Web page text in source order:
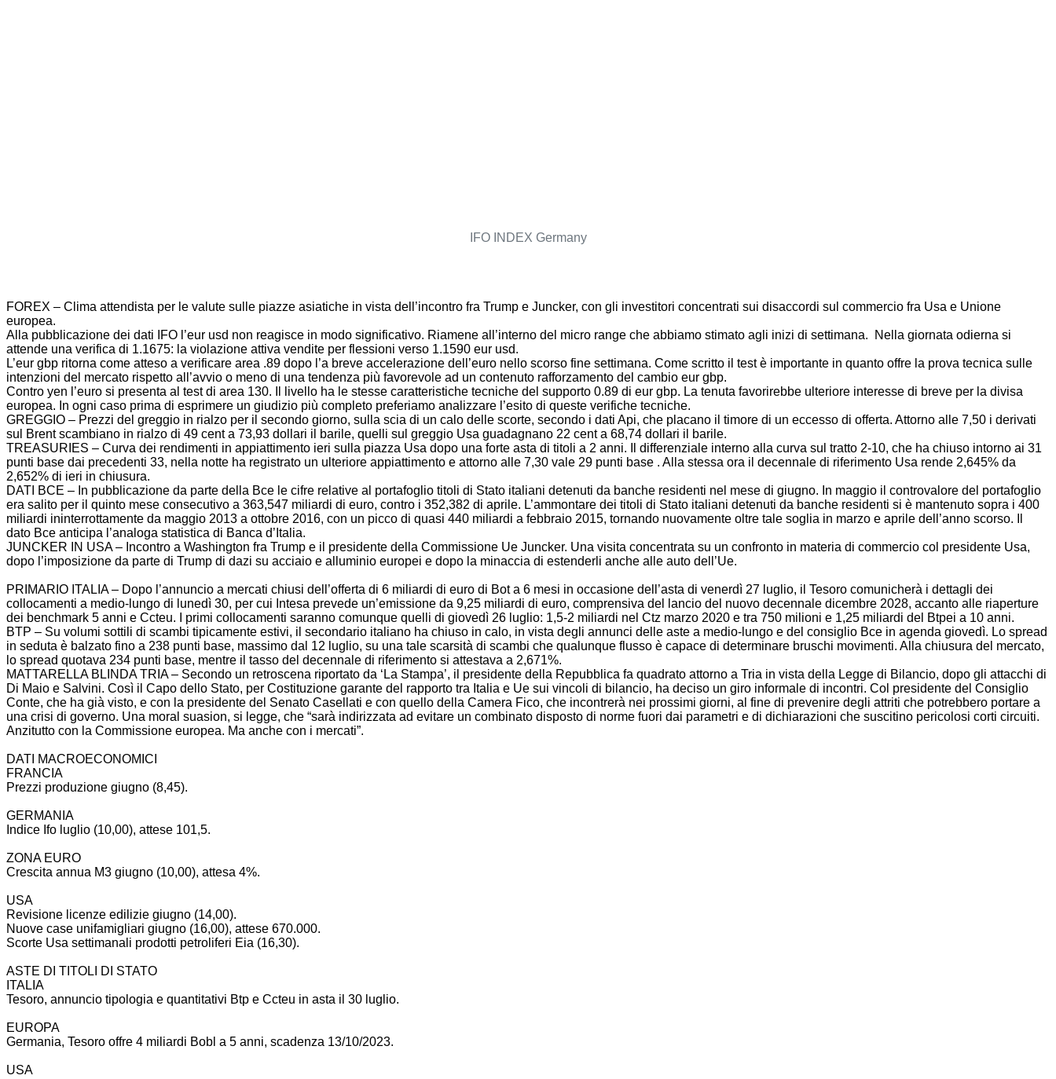
IFO INDEX Germany
FOREX – Clima attendista per le valute sulle piazze asiatiche in vista dell’incontro fra Trump e Juncker, con gli investitori concentrati sui disaccordi sul commercio fra Usa e Unione
europea.
Alla pubblicazione dei dati IFO l’eur usd non reagisce in modo significativo. Riamene all’interno del micro range che abbiamo stimato agli inizi di settimana. Nella giornata odierna si
attende una verifica di 1.1675: la violazione attiva vendite per flessioni verso 1.1590 eur usd.
L’eur gbp ritorna come atteso a verificare area .89 dopo l’a breve accelerazione dell’euro nello scorso fine settimana. Come scritto il test è importante in quanto offre la prova tecnica sulle
intenzioni del mercato rispetto all’avvio o meno di una tendenza più favorevole ad un contenuto rafforzamento del cambio eur gbp.
Contro yen l’euro si presenta al test di area 130. Il livello ha le stesse caratteristiche tecniche del supporto 0.89 di eur gbp. La tenuta favorirebbe ulteriore interesse di breve per la divisa
europea. In ogni caso prima di esprimere un giudizio più completo preferiamo analizzare l’esito di queste verifiche tecniche.
GREGGIO – Prezzi del greggio in rialzo per il secondo giorno, sulla scia di un calo delle scorte, secondo i dati Api, che placano il timore di un eccesso di offerta. Attorno alle 7,50 i derivati
sul Brent scambiano in rialzo di 49 cent a 73,93 dollari il barile, quelli sul greggio Usa guadagnano 22 cent a 68,74 dollari il barile.
TREASURIES – Curva dei rendimenti in appiattimento ieri sulla piazza Usa dopo una forte asta di titoli a 2 anni. Il differenziale interno alla curva sul tratto 2-10, che ha chiuso intorno ai 31
punti base dai precedenti 33, nella notte ha registrato un ulteriore appiattimento e attorno alle 7,30 vale 29 punti base . Alla stessa ora il decennale di riferimento Usa rende 2,645% da
2,652% di ieri in chiusura.
DATI BCE – In pubblicazione da parte della Bce le cifre relative al portafoglio titoli di Stato italiani detenuti da banche residenti nel mese di giugno. In maggio il controvalore del portafoglio
era salito per il quinto mese consecutivo a 363,547 miliardi di euro, contro i 352,382 di aprile. L’ammontare dei titoli di Stato italiani detenuti da banche residenti si è mantenuto sopra i 400
miliardi ininterrottamente da maggio 2013 a ottobre 2016, con un picco di quasi 440 miliardi a febbraio 2015, tornando nuovamente oltre tale soglia in marzo e aprile dell’anno scorso. Il
dato Bce anticipa l’analoga statistica di Banca d’Italia.
JUNCKER IN USA – Incontro a Washington fra Trump e il presidente della Commissione Ue Juncker. Una visita concentrata su un confronto in materia di commercio col presidente Usa,
dopo l’imposizione da parte di Trump di dazi su acciaio e alluminio europei e dopo la minaccia di estenderli anche alle auto dell’Ue.
PRIMARIO ITALIA – Dopo l’annuncio a mercati chiusi dell’offerta di 6 miliardi di euro di Bot a 6 mesi in occasione dell’asta di venerdì 27 luglio, il Tesoro comunicherà i dettagli dei
collocamenti a medio-lungo di lunedì 30, per cui Intesa prevede un’emissione da 9,25 miliardi di euro, comprensiva del lancio del nuovo decennale dicembre 2028, accanto alle riaperture
dei benchmark 5 anni e Ccteu. I primi collocamenti saranno comunque quelli di giovedì 26 luglio: 1,5-2 miliardi nel Ctz marzo 2020 e tra 750 milioni e 1,25 miliardi del Btpei a 10 anni.
BTP – Su volumi sottili di scambi tipicamente estivi, il secondario italiano ha chiuso in calo, in vista degli annunci delle aste a medio-lungo e del consiglio Bce in agenda giovedì. Lo spread
in seduta è balzato fino a 238 punti base, massimo dal 12 luglio, su una tale scarsità di scambi che qualunque flusso è capace di determinare bruschi movimenti. Alla chiusura del mercato,
lo spread quotava 234 punti base, mentre il tasso del decennale di riferimento si attestava a 2,671%.
MATTARELLA BLINDA TRIA – Secondo un retroscena riportato da ‘La Stampa’, il presidente della Repubblica fa quadrato attorno a Tria in vista della Legge di Bilancio, dopo gli attacchi di
Di Maio e Salvini. Così il Capo dello Stato, per Costituzione garante del rapporto tra Italia e Ue sui vincoli di bilancio, ha deciso un giro informale di incontri. Col presidente del Consiglio
Conte, che ha già visto, e con la presidente del Senato Casellati e con quello della Camera Fico, che incontrerà nei prossimi giorni, al fine di prevenire degli attriti che potrebbero portare a
una crisi di governo. Una moral suasion, si legge, che “sarà indirizzata ad evitare un combinato disposto di norme fuori dai parametri e di dichiarazioni che suscitino pericolosi corti circuiti.
Anzitutto con la Commissione europea. Ma anche con i mercati”.
DATI MACROECONOMICI
FRANCIA
Prezzi produzione giugno (8,45).
GERMANIA
Indice Ifo luglio (10,00), attese 101,5.
ZONA EURO
Crescita annua M3 giugno (10,00), attesa 4%.
USA
Revisione licenze edilizie giugno (14,00).
Nuove case unifamigliari giugno (16,00), attese 670.000.
Scorte Usa settimanali prodotti petroliferi Eia (16,30).
ASTE DI TITOLI DI STATO
ITALIA
Tesoro, annuncio tipologia e quantitativi Btp e Ccteu in asta il 30 luglio.
EUROPA
Germania, Tesoro offre 4 miliardi Bobl a 5 anni, scadenza 13/10/2023.
USA